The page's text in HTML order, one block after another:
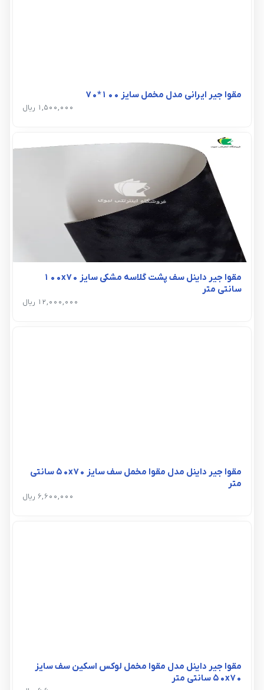
مقوا جیر ایرانی مدل مخمل سایز 100*70
1,500,000 ریال
مقوا جیر داینل سف پشت گلاسه مشکی سایز 100x70
سانتی متر
12,000,000 ریال
مقوا جیر داینل مدل مقوا مخمل سف سایز 50x70 سانتی
متر
6,600,000 ریال
مقوا جیر داینل مدل مقوا مخمل لوکس اسکین سف سایز
50x70 سانتی متر